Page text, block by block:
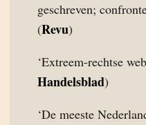
geschreven;
(Revu)
‘Extreem-rechtse
Handelsblad)
‘De meeste